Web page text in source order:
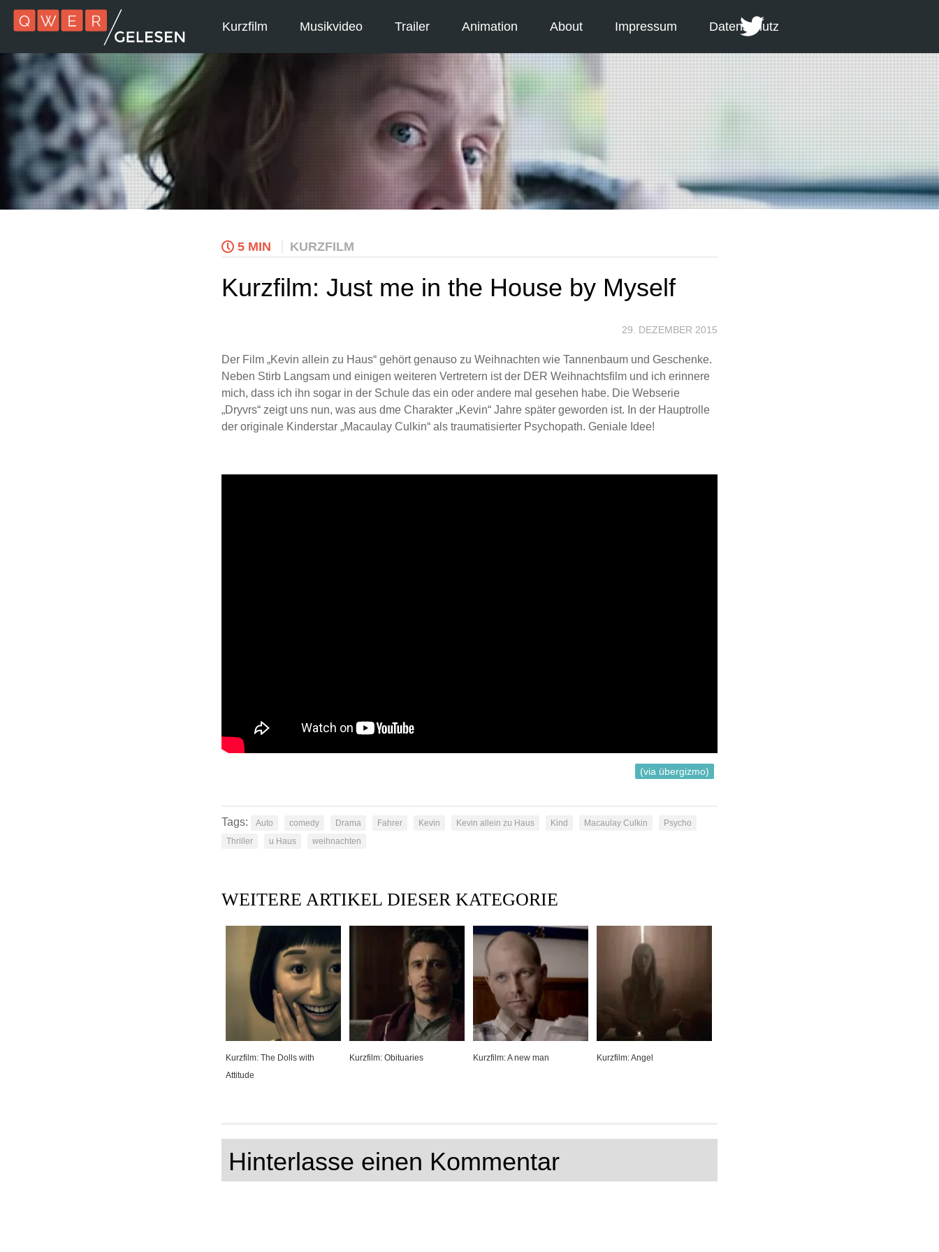
Kurzfilm Musikvideo Trailer Animation About Impressum Datenschutz
5 MIN KURZFILM
Kurzfilm: Just me in the House by Myself
29. DEZEMBER 2015
Der Film „Kevin allein zu Haus“ gehört genauso zu Weihnachten wie Tannenbaum und Geschenke.
Neben Stirb Langsam und einigen weiteren Vertretern ist der DER Weihnachtsfilm und ich erinnere
mich, dass ich ihn sogar in der Schule das ein oder andere mal gesehen habe. Die Webserie
„Dryvrs“ zeigt uns nun, was aus dme Charakter „Kevin“ Jahre später geworden ist. In der Hauptrolle
der originale Kinderstar „Macaulay Culkin“ als traumatisierter Psychopath. Geniale Idee!
(via übergizmo)
Tags: Auto comedy Drama Fahrer Kevin Kevin allein zu Haus Kind Macaulay Culkin
Psycho
Thriller
u Haus weihnachten
WEITERE ARTIKEL DIESER KATEGORIE
Kurzfilm: The Dolls with
Attitude
Kurzfilm: Obituaries Kurzfilm: A new man Kurzfilm: Angel
Hinterlasse einen Kommentar